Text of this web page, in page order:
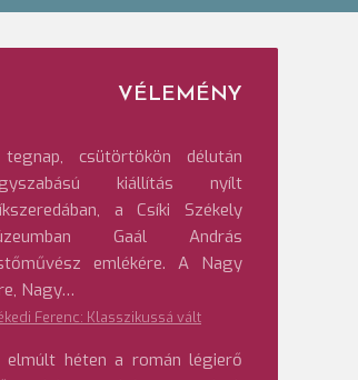
VÉLEMÉNY
csütörtökön délután
kiállítás nyílt
a Csíki Székely
Gaál András
emlékére. A Nagy
Nagy…
Ferenc: Klasszikussá vált
elmúlt héten a román légierő